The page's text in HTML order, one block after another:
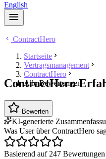
English
ContractHero
Startseite
Vertragsmanagement
ContractHero
Alle Bewertungen
ContractHero
Bewerten
KI-generierte
Was User über ContractHero
Basierend auf 247 Bewertungen